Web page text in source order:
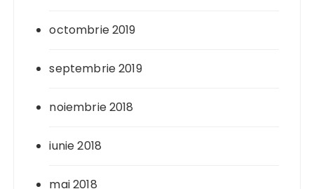
octombrie 2019
septembrie 2019
noiembrie 2018
iunie 2018
mai 2018